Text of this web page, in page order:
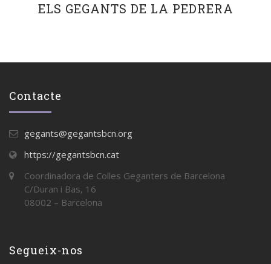
ELS GEGANTS DE LA PEDRERA
Contacte
gegants@gegantsbcn.org
https://gegantsbcn.cat
Coordinadora de Colles Geganters de Barcelona
C/Duran i Bas, 16
08002 – Barcelona
Segueix-nos